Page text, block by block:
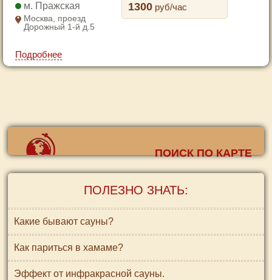
Пражская
Москва, проезд
Дорожный 1-й д.5
1300 руб/час
Подробнее
ПОИСК ПО КАРТЕ
ПОЛЕЗНО ЗНАТЬ:
Какие бывают сауны?
Как париться в хамаме?
Эффект от инфракрасной сауны.